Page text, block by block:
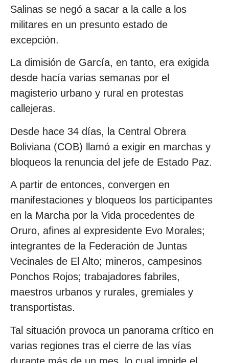
Salinas se negó a sacar a la calle a los
militares en un presunto estado de
excepción.
La dimisión de García, en tanto, era exigida
desde hacía varias semanas por el
magisterio urbano y rural en protestas
callejeras.
Desde hace 34 días, la Central Obrera
Boliviana (COB) llamó a exigir en marchas y
bloqueos la renuncia del jefe de Estado Paz.
A partir de entonces, convergen en
manifestaciones y bloqueos los participantes
en la Marcha por la Vida procedentes de
Oruro, afines al expresidente Evo Morales;
integrantes de la Federación de Juntas
Vecinales de El Alto; mineros, campesinos
Ponchos Rojos; trabajadores fabriles,
maestros urbanos y rurales, gremiales y
transportistas.
Tal situación provoca un panorama crítico en
varias regiones tras el cierre de las vías
durante más de un mes, lo cual impide el